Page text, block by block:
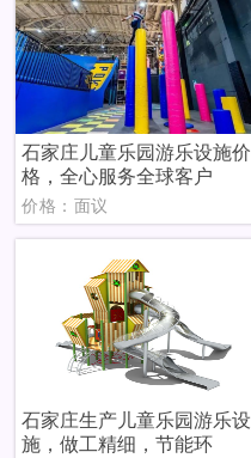
石家庄儿童乐园游乐设施价
格，全心服务全球客户
价格：面议
石家庄生产儿童乐园游乐设
施，做工精细，节能环